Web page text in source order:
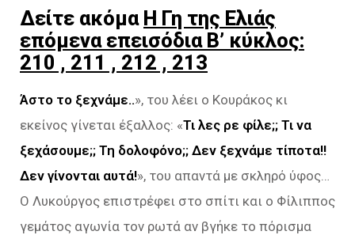
Δείτε ακόμα Η Γη της Ελιάς
επόμενα επεισόδια Β’ κύκλος:
210 , 211 , 212 , 213
Άστο το ξεχνάμε..», του λέει ο Κουράκος κι
εκείνος γίνεται έξαλλος: «Τι λες ρε φίλε;; Τι να
ξεχάσουμε;; Τη δολοφόνο;; Δεν ξεχνάμε τίποτα!!
Δεν γίνονται αυτά!», του απαντά με σκληρό ύφος…
Ο Λυκούργος επιστρέφει στο σπίτι και ο Φίλιππος
γεμάτος αγωνία τον ρωτά αν βγήκε το πόρισμα